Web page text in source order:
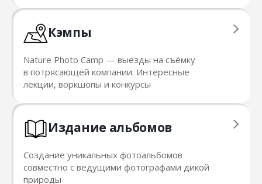
Кэмпы
Nature Photo Camp — выезды на съёмку
в потрясающей компании. Интересные
лекции, воркшопы и конкурсы
Издание альбомов
Создание уникальных фотоальбомов
совместно с ведущими фотографами дикой
природы